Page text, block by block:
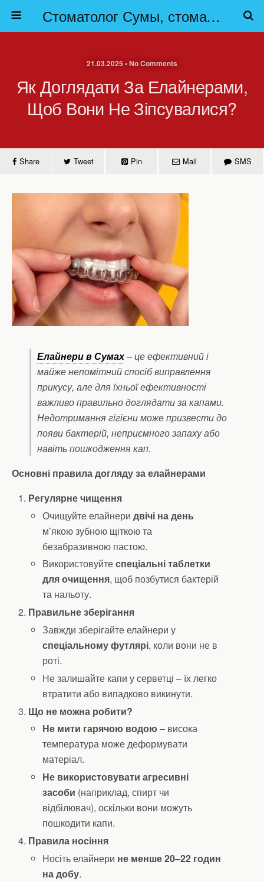
Стоматолог Сумы, стоматологические клиники Сумы, детская стоматология в Сумах. | Частная стоматология Сумы
21.03.2025 • No Comments
Як Доглядати За Елайнерами,
Щоб Вони Не Зіпсувалися?
Share Tweet Pin Mail SMS
Елайнери в Сумах– це ефективний і
майже непомітний спосіб виправлення
прикусу, але для їхньої ефективності
важливо правильно доглядати за капами.
Недотримання гігієни може призвести до
появи бактерій, неприємного запаху або
навіть пошкодження кап.
Основні правила догляду за елайнерами
Регулярне чищення
Очищуйте елайнеридвічі на день
м’якою зубною щіткою та
безабразивною пастою.
Використовуйтеспеціальні таблетки
для очищення, щоб позбутися бактерій
та нальоту.
Правильне зберігання
Завжди зберігайте елайнери у
спеціальному футлярі, коли вони не в
роті.
Не залишайте капи у серветці – їх легко
втратити або випадково викинути.
Що не можна робити?
Не мити гарячою водою – висока
температура може деформувати
матеріал.
Не використовувати агресивні
засоби (наприклад, спирт чи
відбілювач), оскільки вони можуть
пошкодити капи.
Правила носіння
Носіть елайнери не менше 20–22 годин
на добу.